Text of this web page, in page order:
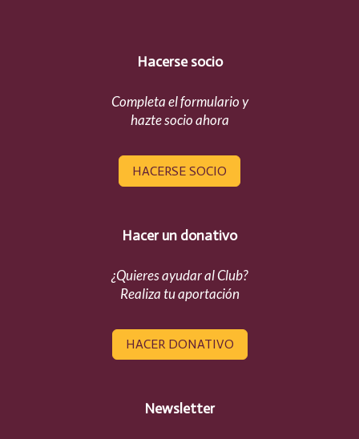
Hacerse socio
Completa el formulario y
hazte socio ahora
HACERSE SOCIO
Hacer un donativo
¿Quieres ayudar al Club?
Realiza tu aportación
HACER DONATIVO
Newsletter